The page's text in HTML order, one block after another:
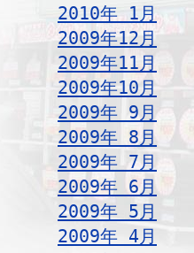
2010年 1月
2009年12月
2009年11月
2009年10月
2009年 9月
2009年 8月
2009年 7月
2009年 6月
2009年 5月
2009年 4月